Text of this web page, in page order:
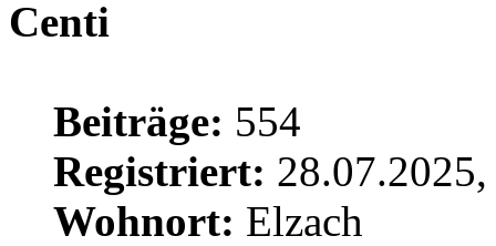
Centi
Beiträge: 554
Registriert:
Wohnort: Elzach